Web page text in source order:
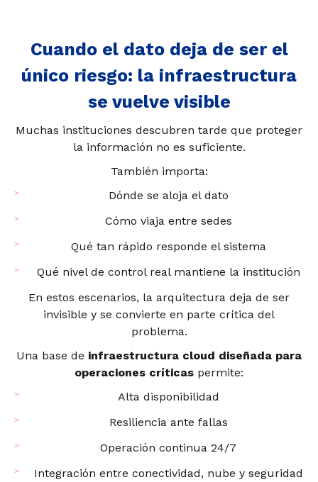
Cuando el dato deja de ser el
único riesgo: la infraestructura
se vuelve visible
Muchas instituciones descubren tarde que proteger
la información no es suficiente.
También importa:
Dónde se aloja el dato
Cómo viaja entre sedes
Qué tan rápido responde el sistema
Qué nivel de control real mantiene la institución
En estos escenarios, la arquitectura deja de ser
invisible y se convierte en parte crítica del
problema.
Una base de infraestructura cloud diseñada para
operaciones críticas permite:
Alta disponibilidad
Resiliencia ante fallas
Operación continua 24/7
Integración entre conectividad, nube y seguridad